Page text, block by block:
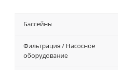
Бассейны
Фильтрация / Насосное
оборудование